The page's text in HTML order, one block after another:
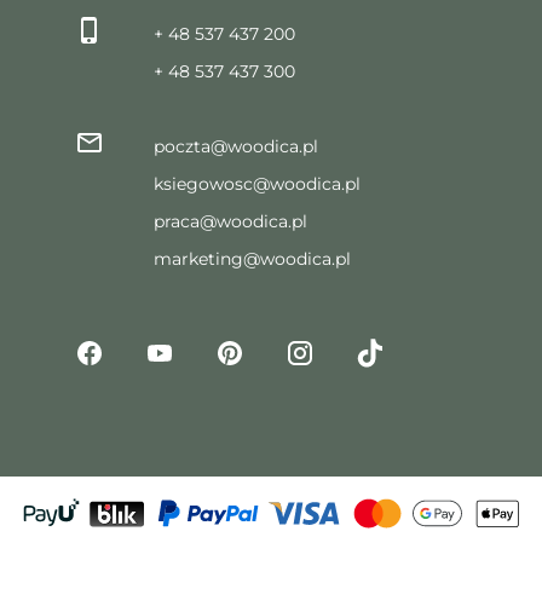
+ 48 537 437 200
+ 48 537 437 300
poczta@woodica.pl
ksiegowosc@woodica.pl
praca@woodica.pl
marketing@woodica.pl